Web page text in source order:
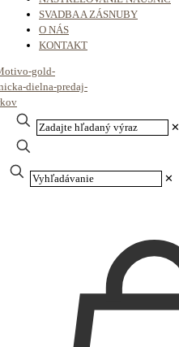
SVADBA A ZÁSNUBY
O NÁS
KONTAKT
✕
✕